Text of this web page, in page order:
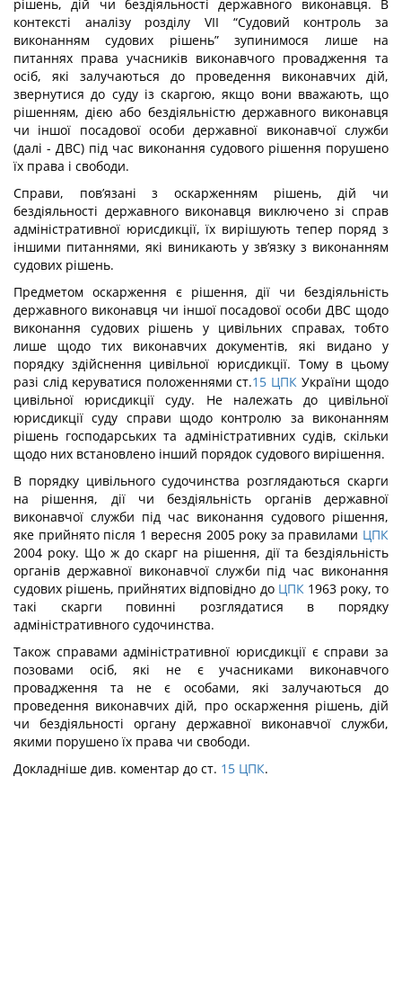
рішень, дій чи бездіяльності державного виконавця. В
контексті аналізу розділу VII “Судовий контроль за
виконанням судових рішень” зупинимося лише на
питаннях права учасників виконавчого провадження та
осіб, які залучаються до проведення виконавчих дій,
звернутися до суду із скаргою, якщо вони вважають, що
рішенням, дією або бездіяльністю державного виконавця
чи іншої посадової особи державної виконавчої служби
(далі - ДВС) під час виконання судового рішення порушено
їх права і свободи.
Справи, пов’язані з оскарженням рішень, дій чи
бездіяльності державного виконавця виключено зі справ
адміністративної юрисдикції, їх вирішують тепер поряд з
іншими питаннями, які виникають у зв’язку з виконанням
судових рішень.
Предметом оскарження є рішення, дії чи бездіяльність
державного виконавця чи іншої посадової особи ДВС щодо
виконання судових рішень у цивільних справах, тобто
лише щодо тих виконавчих документів, які видано у
порядку здійснення цивільної юрисдикції. Тому в цьому
разі слід керуватися положеннями ст.15 ЦПК України щодо
цивільної юрисдикції суду. Не належать до цивільної
юрисдикції суду справи щодо контролю за виконанням
рішень господарських та адміністративних судів, скільки
щодо них встановлено інший порядок судового вирішення.
В порядку цивільного судочинства розглядаються скарги
на рішення, дії чи бездіяльність органів державної
виконавчої служби під час виконання судового рішення,
яке прийнято після 1 вересня 2005 року за правилами ЦПК
2004 року. Що ж до скарг на рішення, дії та бездіяльність
органів державної виконавчої служби під час виконання
судових рішень, прийнятих відповідно до ЦПК1963 року, то
такі скарги повинні розглядатися в порядку
адміністративного судочинства.
Також справами адміністративної юрисдикції є справи за
позовами осіб, які не є учасниками виконавчого
провадження та не є особами, які залучаються до
проведення виконавчих дій, про оскарження рішень, дій
чи бездіяльності органу державної виконавчої служби,
якими порушено їх права чи свободи.
Докладніше див. коментар до ст. 15 ЦПК.